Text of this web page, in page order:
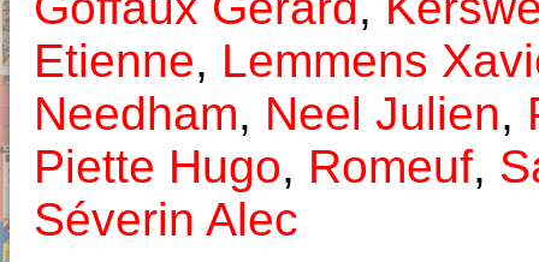
Etienne, Lemmens
Needham, Neel Julien,
Piette Hugo, Romeuf,
Séverin Alec